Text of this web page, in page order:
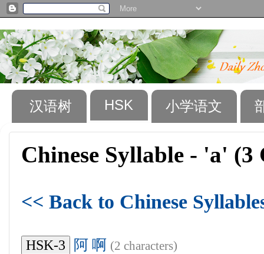
汉语树 HSK 小学语文
Chinese Syllable - 'a'
<< Back to Chinese
HSK-3 阿 啊 (2 characters)